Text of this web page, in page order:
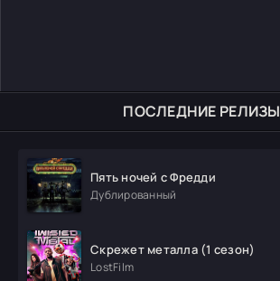
ПОСЛЕДНИЕ РЕЛИЗЫ
Пять ночей с Фредди
Дублированный
Скрежет металла (1 сезон)
LostFilm